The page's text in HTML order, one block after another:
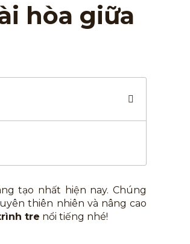
hòa giữa
tạo nhất hiện nay. Chúng
thiên nhiên và nâng cao
tre nổi tiếng nhé!